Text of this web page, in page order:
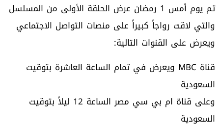
تم يوم أمس 1 رمضان عرض الحلقة الأولى من المسلسل
والتي لاقت رواجاً كبيراً على منصات التواصل الاجتماعي
ويعرض على القنوات التالية:
قناة MBC ويعرض في تمام الساعة العاشرة بتوقيت
السعودية
وعلى قناة ام بي سي مصر الساعة 12 ليلاً بتوقيت
السعودية